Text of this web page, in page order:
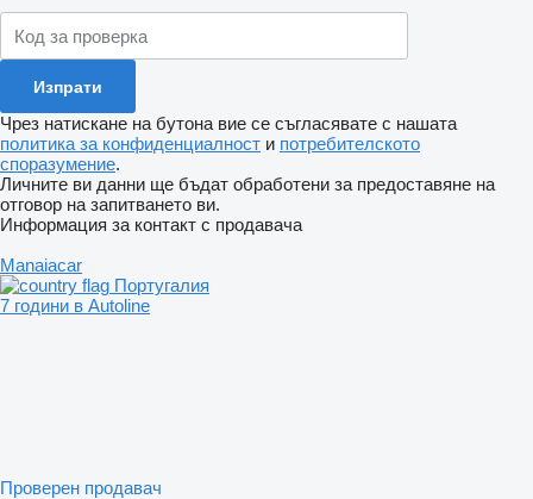
Чрез натискане на бутона вие се съгласявате с нашата
политика за конфиденциалност и потребителското
споразумение.
Личните ви данни ще бъдат обработени за предоставяне на
отговор на запитването ви.
Информация за контакт с продавача
Manaiacar
Португалия
7 години в Autoline
Проверен продавач